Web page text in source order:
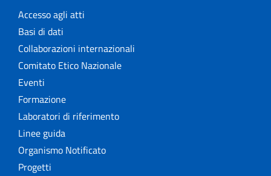
Accesso agli atti
Basi di dati
Collaborazioni internazionali
Comitato Etico Nazionale
Eventi
Formazione
Laboratori di riferimento
Linee guida
Organismo Notificato
Progetti